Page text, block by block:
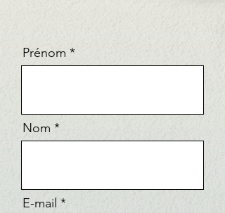
Prénom
Nom
E-mail